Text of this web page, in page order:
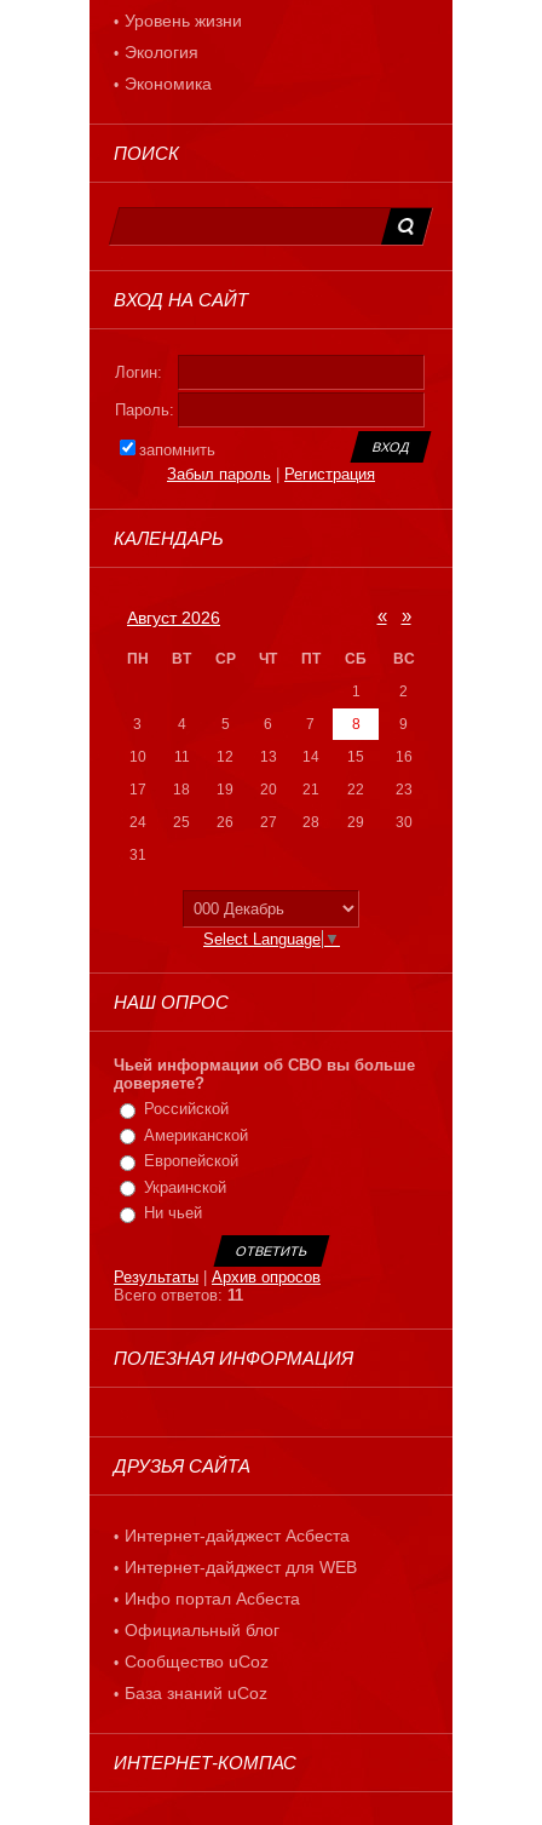
Уровень жизни
Экология
Экономика
ПОИСК
ВХОД НА САЙТ
Логин:
Пароль:
запомнить
Забыл пароль
Регистрация
КАЛЕНДАРЬ
«
Август 2026 »
ПН ВТ СР ЧТ ПТ СБ
ВС
1
2
3
4 5 6 7 8
9
10
11 12 13 14 15
16
17
18 19 20 21 22
23
24
25 26 27 28 29
30
31
Select Language ▼
НАШ ОПРОС
Чьей информации об СВО вы больше
доверяете?
Российской
Американской
Европейской
Украинской
Ни чьей
Результаты
Архив опросов
Всего ответов: 11
ПОЛЕЗНАЯ ИНФОРМАЦИЯ
ДРУЗЬЯ САЙТА
Интернет-дайджест Асбеста
Интернет-дайджест для WEB
Инфо портал Асбеста
Официальный блог
Сообщество uCoz
База знаний uCoz
ИНТЕРНЕТ-КОМПАС